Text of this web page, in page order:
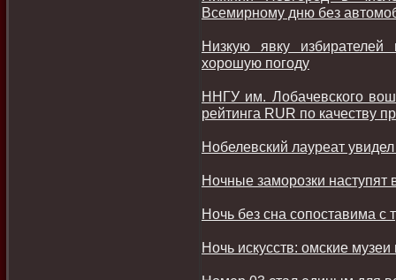
Всемирному дню без
Низкую явку
хорошую погоду
ННГУ им. Лобачевского
рейтинга RUR по качеству
Нобелевский лауреат
Ночные заморозки
Ночь без сна сопоставима с
Ночь искусств: омские